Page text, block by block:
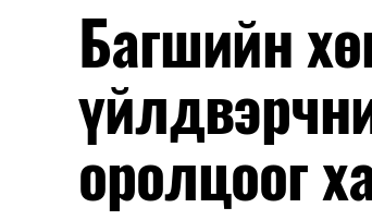
Багшийн
оролцоог